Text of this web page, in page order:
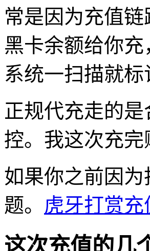
常是因为充值
黑卡余额给你
系统一扫描就
正规代充走的
控。我这次充
如果你之前因
题。 虎牙打赏充
这次充值的几